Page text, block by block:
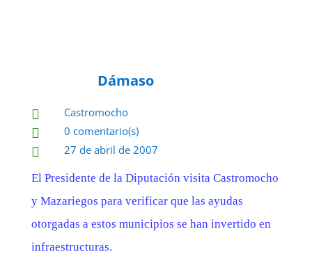
Dámaso
 Castromocho
 0 comentario(s)
 27 de abril de 2007
El Presidente de la Diputación visita Castromocho
y Mazariegos para verificar que las ayudas
otorgadas a estos municipios se han invertido en
infraestructuras.